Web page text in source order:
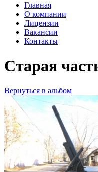
Главная
О компании
Лицензии
Вакансии
Контакты
Старая
Вернуться в альбом